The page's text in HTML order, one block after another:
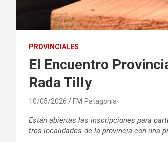
PROVINCIALES
El Encuentro
Rada Tilly
10/05/2026 FM Patagonia
Están abiertas las inscripciones para
tres localidades de la provincia con una